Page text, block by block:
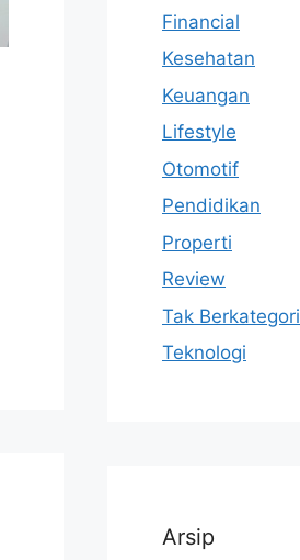
Financial
Kesehatan
Keuangan
Lifestyle
Otomotif
Pendidikan
Properti
Review
Tak Berkategori
Teknologi
Arsip